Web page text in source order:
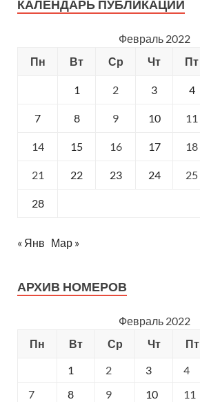
КАЛЕНДАРЬ ПУБЛИКАЦИЙ
Февраль 2022
Пн
Вт Ср Чт Пт
1 2 3 4
7 8 9 10 11
14 15 16 17 18
21 22 23 24 25
28
« Янв Мар »
АРХИВ НОМЕРОВ
Февраль 2022
Пн
Вт Ср Чт Пт
1
2 3 4
7
8 9 10 11